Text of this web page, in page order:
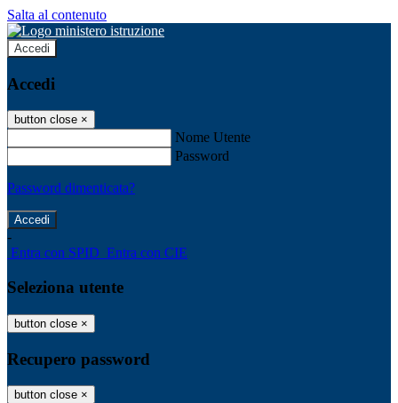
Salta al contenuto
Accedi
Accedi
button close ×
Nome Utente
Password
Password dimenticata?
-
Entra con SPID Entra con CIE
Seleziona utente
button close ×
Recupero password
button close ×